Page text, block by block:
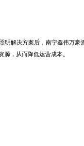
解决方案后，南宁鑫伟万豪
源，从而降低运营成本。